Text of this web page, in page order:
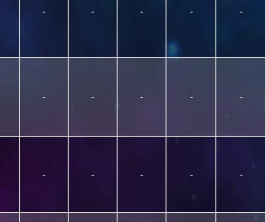
- - - - -
- - - - -
- - - - -